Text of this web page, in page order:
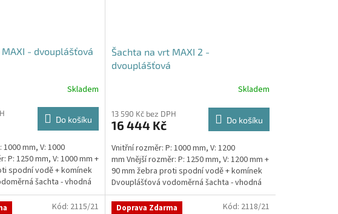
- dvouplášťová
Skladem
Do košíku
mm, V: 1000
P: 1250 mm, V: 1000 mm +
spodní vodě + komínek
šachta - vhodná
Šachta na vrt MAXI 2 -
dvouplášťová
Skladem
13 590 Kč bez DPH
16 444 Kč Do košíku
Vnitřní rozměr: P: 1000 mm, V: 1200
mm Vnější rozměr: P: 1250 mm, V: 1200 mm +
90 mm žebra proti spodní vodě + komínek
Dvouplášťová vodoměrná šachta - vhodná
do míst...
Kód: 2115/21 Doprava Zdarma Kód: 2118/21